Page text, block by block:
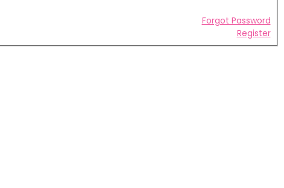
Forgot Password
Register